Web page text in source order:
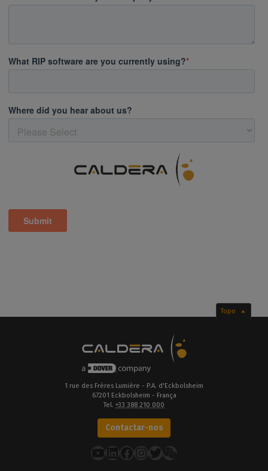
Topo
1 rue des Frères Lumière - P.A. d'Eckbolsheim
67201 Eckbolsheim - França
Tel. +33 388 210 000
Contactar-nos
YouTube
LinkedIn
Facebook
Instagram
Twitter